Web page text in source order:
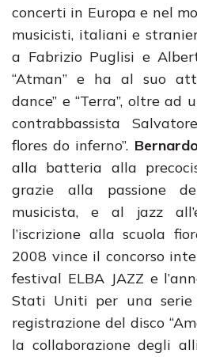
concerti in Europa e nel
musicisti, italiani e
a Fabrizio Puglisi e
“Atman” e ha al suo
dance” e “Terra”, oltre ad
contrabbassista
flores do inferno”.
alla batteria alla
grazie alla passione
musicista, e al jazz
l’iscrizione alla scuola
2008 vince il concorso
festival ELBA JAZZ e
Stati Uniti per una
registrazione del disco
la collaborazione degli